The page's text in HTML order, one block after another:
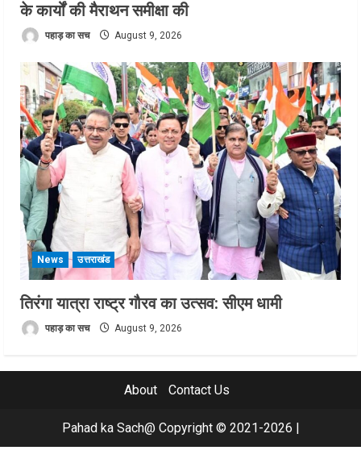
के कार्यों की मैराथन समीक्षा की
पहाड़ का सच August 9, 2026
News उत्तराखंड
तिरंगा यात्रा राष्ट्र गौरव का उत्सव: सीएम धामी
पहाड़ का सच August 9, 2026
About Contact Us
Pahad ka Sach@ Copyright © 2021-2026